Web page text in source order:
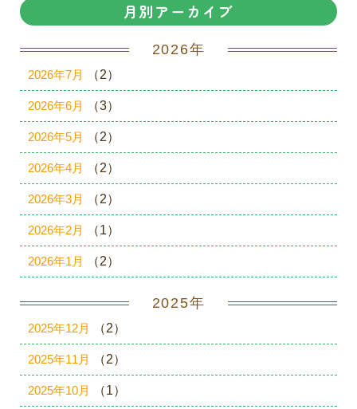
月別アーカイブ
2026年
2026年7月 （2）
2026年6月 （3）
2026年5月 （2）
2026年4月 （2）
2026年3月 （2）
2026年2月 （1）
2026年1月 （2）
2025年
2025年12月 （2）
2025年11月 （2）
2025年10月 （1）